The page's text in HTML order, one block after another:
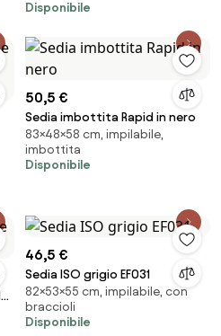
Disponibile
50,5 €
Sedia imbottita Rapid in nero
83×48×58 cm, impilabile,
imbottita
Disponibile
46,5 €
Sedia ISO grigio EF031
82×53×55 cm, impilabile, con
braccioli
Disponibile